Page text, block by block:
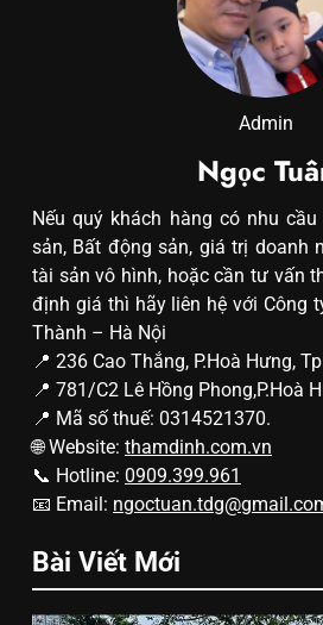
Admin
Ngọc
Nếu quý khách hàng có nhu
sản, Bất động sản, giá trị doanh
tài sản vô hình, hoặc cần tư vấn
định giá thì hãy liên hệ với Công
Thành – Hà Nội
📍 236 Cao Thắng, P.Hoà Hưng,
📍 781/C2 Lê Hồng Phong,P.Hoà
📍 Mã số thuế: 0314521370.
🌐 Website: thamdinh.com.vn
📞 Hotline: 0909.399.961
📧 Email:
Bài Viết Mới